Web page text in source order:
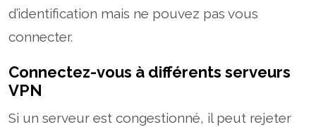
d’identification mais ne pouvez pas vous
connecter.
Connectez-vous à différents serveurs
VPN
Si un serveur est congestionné, il peut rejeter